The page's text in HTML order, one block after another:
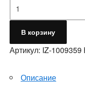
В корзину
Артикул: IZ-1009359
Описание